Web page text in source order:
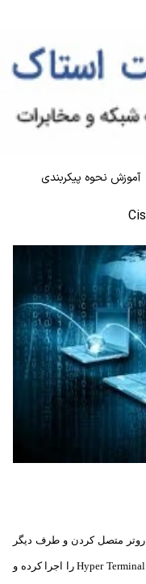
آموزش نحوه پیکربندی
ابتدا کابل rollover کنسول را به درگاه console روتر متصل کردن و طرف دیگر
آن را به پورت سریال کامپیوتر سپس نرم افزار Hyper Terminal را اجرا کرده و